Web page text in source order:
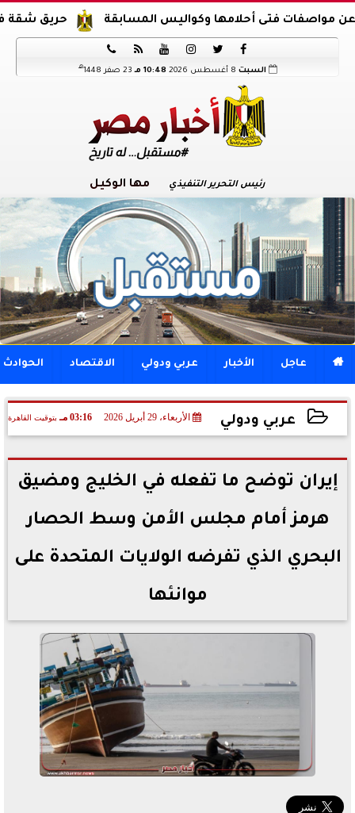
حريق شقة في الدرب فتى أحلامها وكواليس المسابقة






السبت 10:48 مـ 23 صفر 1448 هـ
رئيس التحرير التنفيذي مها الوكيل
 عاجل الأخبار عربي ودولي الاقتصاد الحوادث
عربي ودولي الأربعاء، 29 أبريل 2026 03:16 مـ بتوقيت القاهرة
2026-04-29 15:16:27
إيران توضح ما تفعله في الخليج ومضيق
هرمز أمام مجلس الأمن وسط الحصار
البحري الذي تفرضه الولايات المتحدة على
موانئها